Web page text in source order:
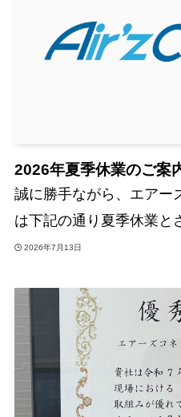
2026年夏季休業のご案
誠に勝手ながら、エアー
は下記の通り夏季休業と
2026年7月13日